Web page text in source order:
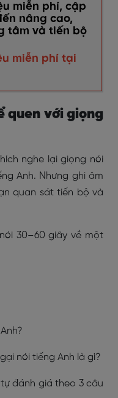
miễn phí, cập
nâng cao,
tâm và tiến bộ
miễn phí tại
quen với giọng
nghe lại giọng nói
Anh. Nhưng ghi âm
quan sát tiến bộ và
30–60 giây về một
nói tiếng Anh là gì?
đánh giá theo 3 câu